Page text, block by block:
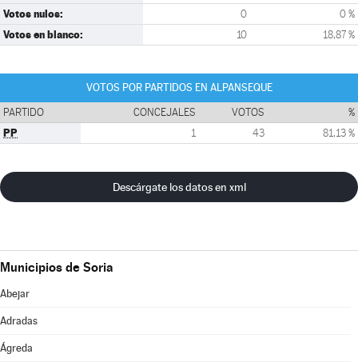
Votos nulos: 0 0 %
Votos en blanco: 10 18,87 %
VOTOS POR PARTIDOS EN ALPANSEQUE
PARTIDO CONCEJALES VOTOS %
PP 1 43 81,13 %
Descárgate los datos en xml
Municipios de Soria
Abejar
Adradas
Ágreda